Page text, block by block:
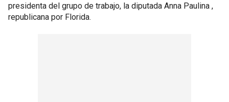
presidenta del grupo de trabajo, la diputada Anna Paulina ,
republicana por Florida.